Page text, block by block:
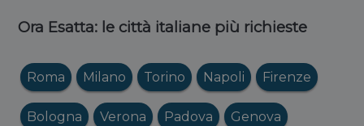
Ora Esatta: le città italiane più richieste
Roma Milano Torino Napoli Firenze
Bologna Verona Padova Genova